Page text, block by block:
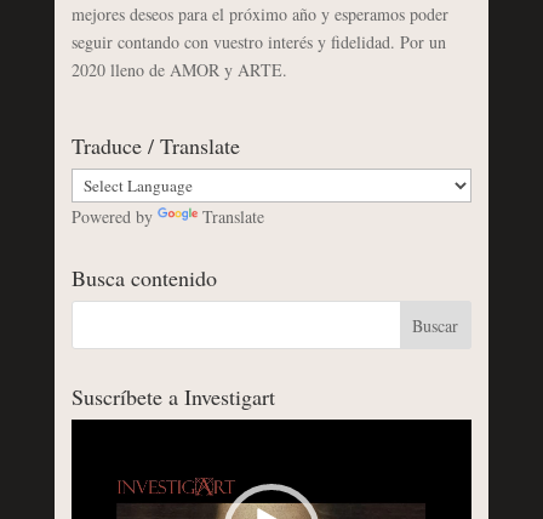
mejores deseos para el próximo año y esperamos poder
seguir contando con vuestro interés y fidelidad. Por un
2020 lleno de AMOR y ARTE.
Traduce / Translate
Powered by Translate
Busca contenido
Suscríbete a Investigart